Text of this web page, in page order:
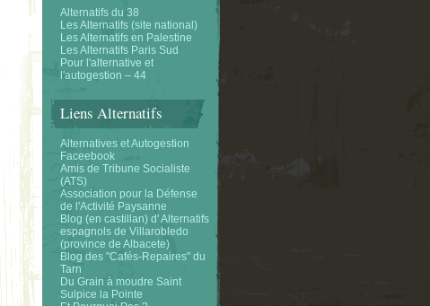
Alternatifs du 38
Les Alternatifs (site national)
Les Alternatifs en Palestine
Les Alternatifs Paris Sud
Pour l'alternative et
l'autogestion – 44
Liens Alternatifs
Alternatives et Autogestion
Faceebook
Amis de Tribune Socialiste
(ATS)
Association pour la Défense
de l'Activité Paysanne
Blog (en castillan) d' Alternatifs
espagnols de Villarobledo
(province de Albacete)
Blog des "Cafés-Repaires" du
Tarn
Du Grain à moudre Saint
Sulpice la Pointe